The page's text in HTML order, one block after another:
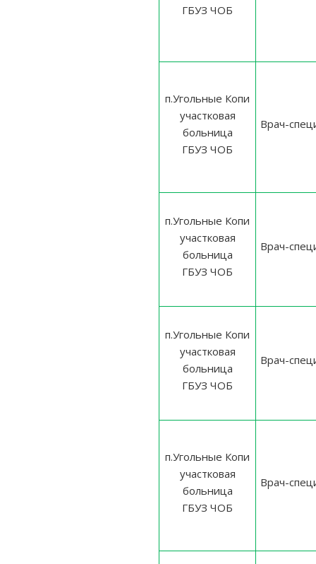
ГБУЗ ЧОБ
п.Угольные Копи
участковая
больница
ГБУЗ ЧОБ
Врач-
п.Угольные Копи
участковая
больница
ГБУЗ ЧОБ
Врач-
п.Угольные Копи
участковая
больница
ГБУЗ ЧОБ
Врач-
п.Угольные Копи
участковая
больница
ГБУЗ ЧОБ
Врач-